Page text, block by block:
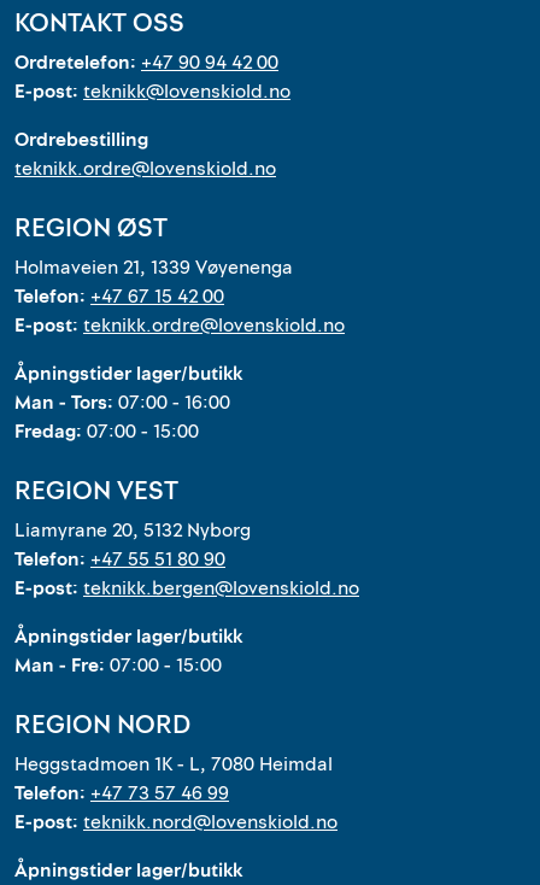
KONTAKT OSS
Ordretelefon: +47 90 94 42 00
E-post: teknikk@lovenskiold.no
Ordrebestilling
teknikk.ordre@lovenskiold.no
REGION ØST
Holmaveien 21, 1339 Vøyenenga
Telefon: +47 67 15 42 00
E-post: teknikk.ordre@lovenskiold.no
Åpningstider lager/butikk
Man - Tors: 07:00 - 16:00
Fredag: 07:00 - 15:00
REGION VEST
Liamyrane 20, 5132 Nyborg
Telefon: +47 55 51 80 90
E-post: teknikk.bergen@lovenskiold.no
Åpningstider lager/butikk
Man - Fre: 07:00 - 15:00
REGION NORD
Heggstadmoen 1K - L, 7080 Heimdal
Telefon: +47 73 57 46 99
E-post: teknikk.nord@lovenskiold.no
Åpningstider lager/butikk
Outlet
Kontakt